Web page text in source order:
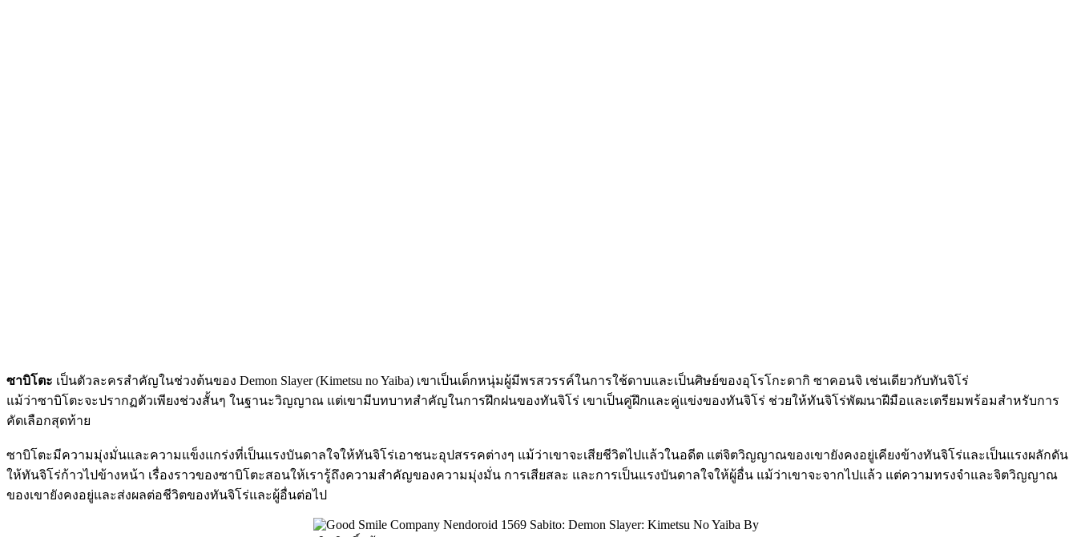
ซาบิโตะ เป็นตัวละครสำคัญในช่วงต้นของ Demon Slayer (Kimetsu no Yaiba) เขาเป็นเด็กหนุ่มผู้มีพรสวรรค์ในการใช้ดาบและเป็นศิษย์ของอุโรโกะดากิ ซาคอนจิ เช่นเดียวกับทันจิโร่
แม้ว่าซาบิโตะจะปรากฏตัวเพียงช่วงสั้นๆ ในฐานะวิญญาณ แต่เขามีบทบาทสำคัญในการฝึกฝนของทันจิโร่ เขาเป็นคู่ฝึกและคู่แข่งของทันจิโร่ ช่วยให้ทันจิโร่พัฒนาฝีมือและเตรียมพร้อมสำหรับการ
คัดเลือกสุดท้าย
ซาบิโตะมีความมุ่งมั่นและความแข็งแกร่งที่เป็นแรงบันดาลใจให้ทันจิโร่เอาชนะอุปสรรคต่างๆ แม้ว่าเขาจะเสียชีวิตไปแล้วในอดีต แต่จิตวิญญาณของเขายังคงอยู่เคียงข้างทันจิโร่และเป็นแรงผลักดัน
ให้ทันจิโร่ก้าวไปข้างหน้า เรื่องราวของซาบิโตะสอนให้เรารู้ถึงความสำคัญของความมุ่งมั่น การเสียสละ และการเป็นแรงบันดาลใจให้ผู้อื่น แม้ว่าเขาจะจากไปแล้ว แต่ความทรงจำและจิตวิญญาณ
ของเขายังคงอยู่และส่งผลต่อชีวิตของทันจิโร่และผู้อื่นต่อไป